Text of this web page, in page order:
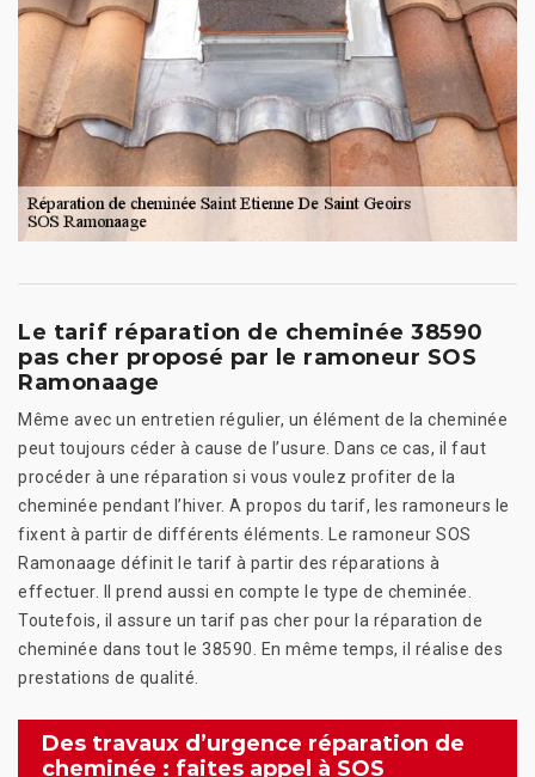
Le tarif réparation de cheminée 38590
pas cher proposé par le ramoneur SOS
Ramonaage
Même avec un entretien régulier, un élément de la cheminée
peut toujours céder à cause de l’usure. Dans ce cas, il faut
procéder à une réparation si vous voulez profiter de la
cheminée pendant l’hiver. A propos du tarif, les ramoneurs le
fixent à partir de différents éléments. Le ramoneur SOS
Ramonaage définit le tarif à partir des réparations à
effectuer. Il prend aussi en compte le type de cheminée.
Toutefois, il assure un tarif pas cher pour la réparation de
cheminée dans tout le 38590. En même temps, il réalise des
prestations de qualité.
Des travaux d’urgence réparation de
cheminée : faites appel à SOS